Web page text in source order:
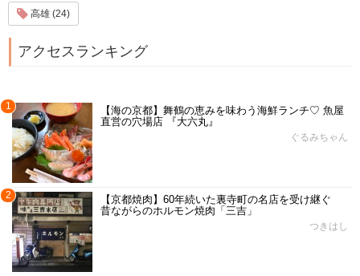
高雄 (24)
アクセスランキング
1
【海の京都】舞鶴の恵みを味わう海鮮ランチ♡ 魚屋
直営の穴場店 『大六丸』
ぐるみちゃん
2
【京都焼肉】60年続いた裏寺町の名店を受け継ぐ
昔ながらのホルモン焼肉「三吉」
つきはし